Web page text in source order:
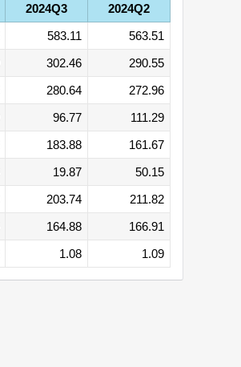
2024Q3
2024Q2
583.11
563.51
302.46
290.55
280.64
272.96
96.77
111.29
183.88
161.67
19.87
50.15
203.74
211.82
164.88
166.91
1.08 1.09